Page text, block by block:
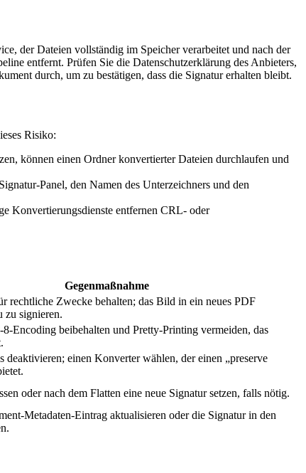
der Dateien vollständig im Speicher verarbeitet und nach der
entfernt. Prüfen Sie die Datenschutzerklärung des Anbieters,
durch, um zu bestätigen, dass die Signatur erhalten bleibt.
Risiko:
können einen Ordner konvertierter Dateien durchlaufen und
den Namen des Unterzeichners und den
Konvertierungsdienste entfernen CRL‑ oder
Gegenmaßnahme
rechtliche Zwecke behalten; das Bild in ein neues PDF
zu signieren.
beibehalten und Pretty‑Printing vermeiden, das
deaktivieren; einen Konverter wählen, der einen „preserve
oder nach dem Flatten eine neue Signatur setzen, falls nötig.
aktualisieren oder die Signatur in den